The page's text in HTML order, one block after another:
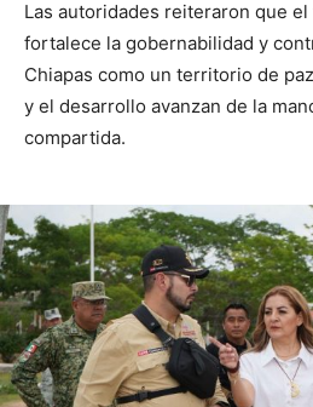
Las autoridades reiteraron que
fortalece la gobernabilidad y
Chiapas como un territorio de
y el desarrollo avanzan de la
compartida.